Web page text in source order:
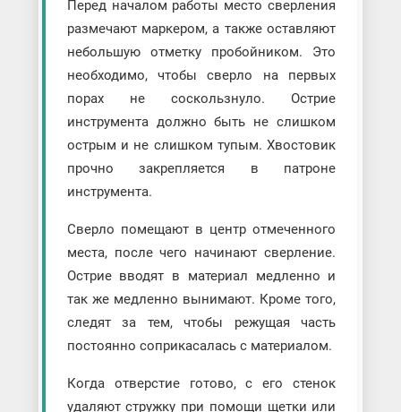
Перед началом работы место сверления
размечают маркером, а также оставляют
небольшую отметку пробойником. Это
необходимо, чтобы сверло на первых
порах не соскользнуло. Острие
инструмента должно быть не слишком
острым и не слишком тупым. Хвостовик
прочно закрепляется в патроне
инструмента.
Сверло помещают в центр отмеченного
места, после чего начинают сверление.
Острие вводят в материал медленно и
так же медленно вынимают. Кроме того,
следят за тем, чтобы режущая часть
постоянно соприкасалась с материалом.
Когда отверстие готово, с его стенок
удаляют стружку при помощи щетки или